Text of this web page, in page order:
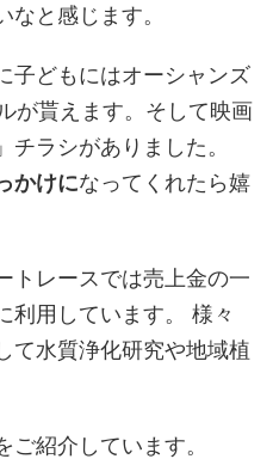
と感じます。
子どもにはオーシャンズ
が貰えます。そして映画
ラシがありました。
かけになってくれたら嬉
トレースでは売上金の一
利用しています。 様々
て水質浄化研究や地域植
紹介しています。